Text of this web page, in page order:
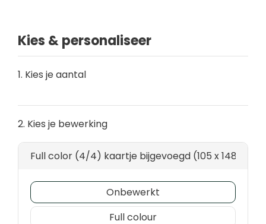
Kies & personaliseer
1. Kies je aantal
2. Kies je bewerking
Full color (4/4) kaartje bijgevoegd (105 x 148)
Onbewerkt
Full colour